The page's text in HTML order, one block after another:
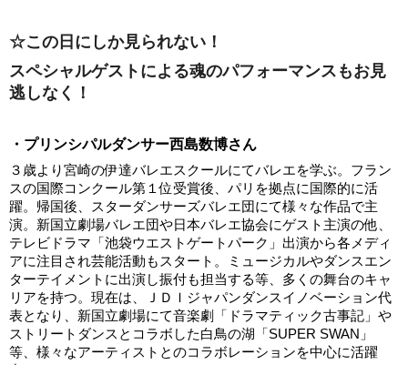
☆この日にしか見られない！
スペシャルゲストによる魂のパフォーマンスもお見
逃しなく！
・プリンシパルダンサー西島数博さん
３歳より宮崎の伊達バレエスクールにてバレエを学ぶ。フラン
スの国際コンクール第１位受賞後、パリを拠点に国際的に活
躍。帰国後、スターダンサーズバレエ団にて様々な作品で主
演。新国立劇場バレエ団や日本バレエ協会にゲスト主演の他、
テレビドラマ「池袋ウエストゲートパーク」出演から各メディ
アに注目され芸能活動もスタート。ミュージカルやダンスエン
ターテイメントに出演し振付も担当する等、多くの舞台のキャ
リアを持つ。現在は、ＪＤＩジャパンダンスイノベーション代
表となり、新国立劇場にて音楽劇「ドラマティック古事記」や
ストリートダンスとコラボした白鳥の湖「SUPER SWAN」
等、様々なアーティストとのコラボレーションを中心に活躍